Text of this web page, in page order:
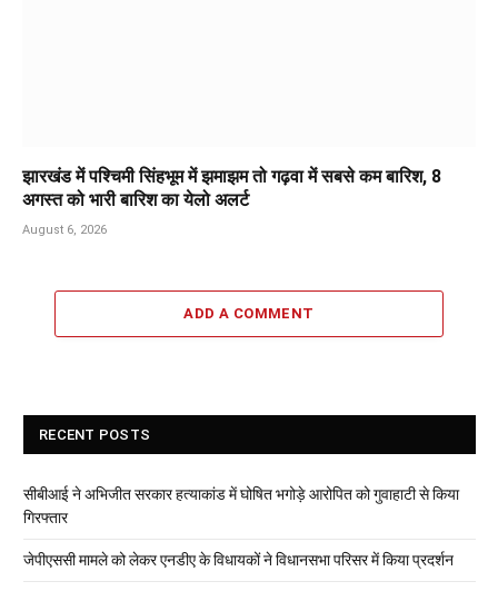
झारखंड में पश्चिमी सिंहभूम में झमाझम तो गढ़वा में सबसे कम बारिश, 8
अगस्त को भारी बारिश का येलो अलर्ट
August 6, 2026
ADD A COMMENT
RECENT POSTS
सीबीआई ने अभिजीत सरकार हत्याकांड में घोषित भगोड़े आरोपित को गुवाहाटी से किया
गिरफ्तार
जेपीएससी मामले को लेकर एनडीए के विधायकों ने विधानसभा परिसर में किया प्रदर्शन